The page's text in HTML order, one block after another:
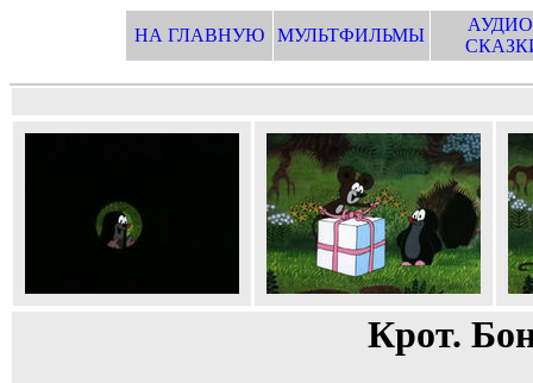
НА ГЛАВНУЮ МУЛЬТФИЛЬМЫ
Крот.